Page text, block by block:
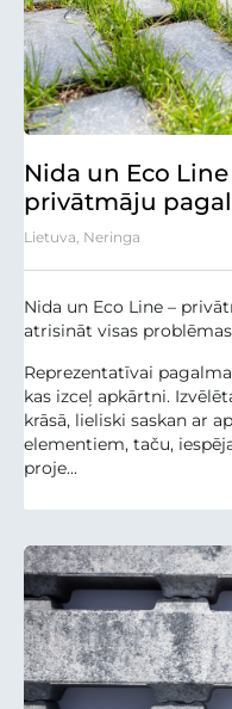
Nida un Eco
privātmāju
Lietuva, Neringa
Nida un Eco Line –
atrisināt visas
Reprezentatīvai
kas izceļ apkārtni.
krāsā, lieliski saskan ar
elementiem, taču,
proje...